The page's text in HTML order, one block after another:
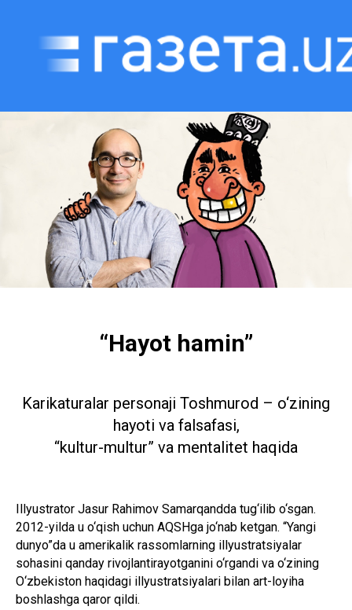
“Hayot hamin”
Karikaturalar personaji Toshmurod – o‘zining
hayoti va falsafasi,
“kultur-multur” va mentalitet haqida
Illyustrator Jasur Rahimov Samarqandda tug‘ilib o‘sgan.
2012-yilda u o‘qish uchun AQSHga jo‘nab ketgan. “Yangi
dunyo”da u amerikalik rassomlarning illyustratsiyalar
sohasini qanday rivojlantirayotganini o‘rgandi va o‘zining
O‘zbekiston haqidagi illyustratsiyalari bilan art-loyiha
boshlashga qaror qildi.